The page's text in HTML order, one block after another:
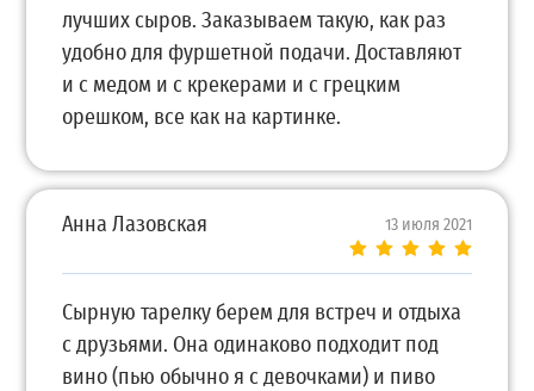
лучших сыров. Заказываем такую, как раз
удобно для фуршетной подачи. Доставляют
и с медом и с крекерами и с грецким
орешком, все как на картинке.
Анна Лазовская 13 июля 2021
Сырную тарелку берем для встреч и отдыха
с друзьями. Она одинаково подходит под
вино (пью обычно я с девочками) и пиво